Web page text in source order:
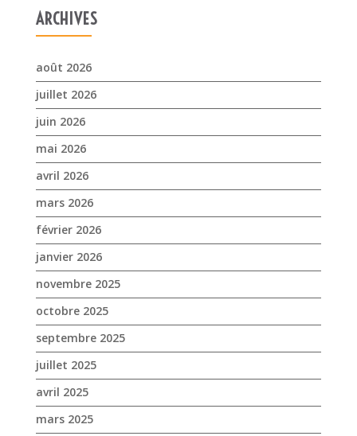
ARCHIVES
août 2026
juillet 2026
juin 2026
mai 2026
avril 2026
mars 2026
février 2026
janvier 2026
novembre 2025
octobre 2025
septembre 2025
juillet 2025
avril 2025
mars 2025